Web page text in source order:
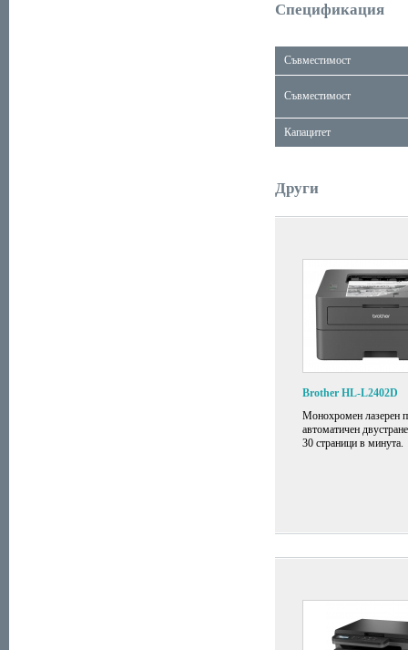
Спецификация
Съвместимост
Съвместимост
Капацитет
Други
Brother HL-L2402D
Монохромен лазерен
автоматичен
30 страници в минута.